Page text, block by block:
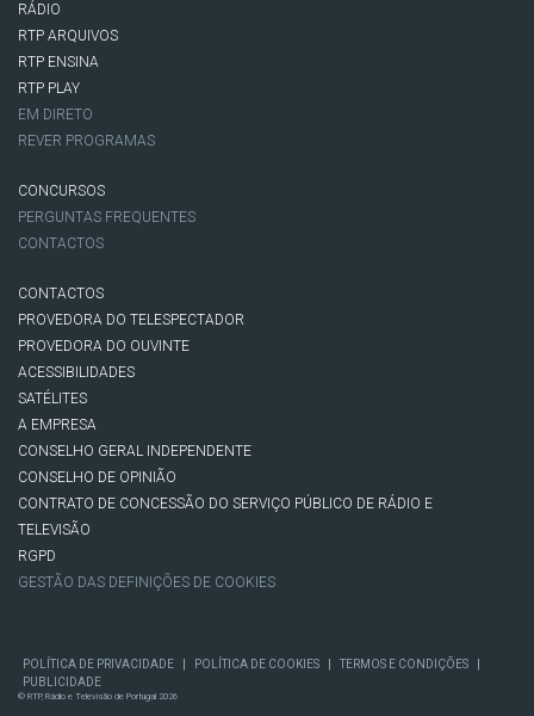
RÁDIO
RTP ARQUIVOS
RTP ENSINA
RTP PLAY
EM DIRETO
REVER PROGRAMAS
CONCURSOS
PERGUNTAS FREQUENTES
CONTACTOS
CONTACTOS
PROVEDORA DO TELESPECTADOR
PROVEDORA DO OUVINTE
ACESSIBILIDADES
SATÉLITES
A EMPRESA
CONSELHO GERAL INDEPENDENTE
CONSELHO DE OPINIÃO
CONTRATO DE CONCESSÃO DO SERVIÇO PÚBLICO DE RÁDIO E
TELEVISÃO
RGPD
GESTÃO DAS DEFINIÇÕES DE COOKIES
POLÍTICA DE PRIVACIDADE POLÍTICA DE COOKIES TERMOS E CONDIÇÕES
PUBLICIDADE
© RTP, Rádio e Televisão de Portugal 2026